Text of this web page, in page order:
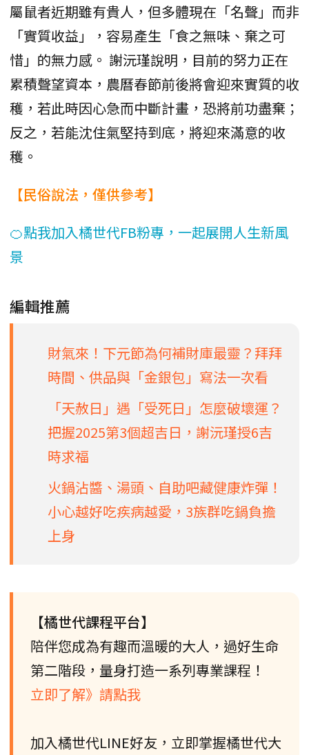
屬鼠者近期雖有貴人，但多體現在「名聲」而非
「實質收益」，容易產生「食之無味、棄之可
惜」的無力感。 謝沅瑾說明，目前的努力正在
累積聲望資本，農曆春節前後將會迎來實質的收
穫，若此時因心急而中斷計畫，恐將前功盡棄；
反之，若能沈住氣堅持到底，將迎來滿意的收
穫。
【民俗說法，僅供參考】
🍊點我加入橘世代FB粉專，一起展開人生新風
景
編輯推薦
財氣來！下元節為何補財庫最靈？拜拜
時間、供品與「金銀包」寫法一次看
「天赦日」遇「受死日」怎麼破壞運？
把握2025第3個超吉日，謝沅瑾授6吉
時求福
火鍋沾醬、湯頭、自助吧藏健康炸彈！
小心越好吃疾病越愛，3族群吃鍋負擔
上身
【橘世代課程平台】
陪伴您成為有趣而溫暖的大人，過好生命
第二階段，量身打造一系列專業課程！
立即了解》請點我
加入橘世代LINE好友，立即掌握橘世代大